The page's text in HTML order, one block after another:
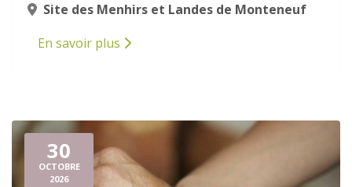
Site des Menhirs et Landes de Monteneuf
En savoir plus
30
OCTOBRE
2026